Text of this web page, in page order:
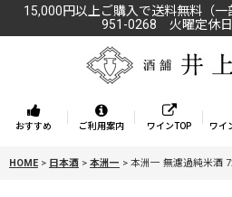
15,000円以上ご購入で送料無料（
951-0268 火曜定休
おすすめ ご利用案内 ワインTOP ワイ
HOME > 日本酒 > 本洲一 > 本洲一 無濾過純米酒